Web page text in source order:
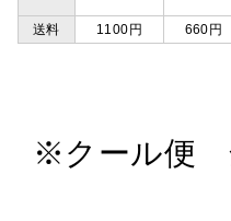
送料
1100円 660円
※クール便